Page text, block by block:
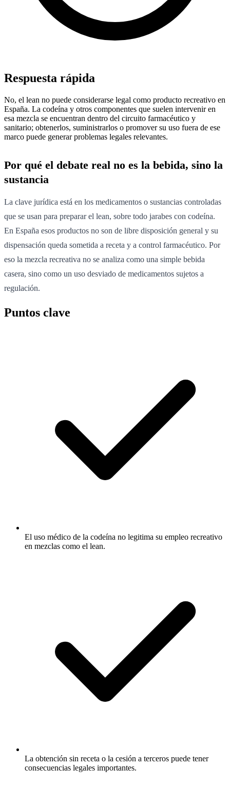
Respuesta rápida
No, el lean no puede considerarse legal como producto recreativo en
España. La codeína y otros componentes que suelen intervenir en
esa mezcla se encuentran dentro del circuito farmacéutico y
sanitario; obtenerlos, suministrarlos o promover su uso fuera de ese
marco puede generar problemas legales relevantes.
Por qué el debate real no es la bebida, sino la
sustancia
La clave jurídica está en los medicamentos o sustancias controladas
que se usan para preparar el lean, sobre todo jarabes con codeína.
En España esos productos no son de libre disposición general y su
dispensación queda sometida a receta y a control farmacéutico. Por
eso la mezcla recreativa no se analiza como una simple bebida
casera, sino como un uso desviado de medicamentos sujetos a
regulación.
Puntos clave
El uso médico de la codeína no legitima su empleo recreativo
en mezclas como el lean.
La obtención sin receta o la cesión a terceros puede tener
consecuencias legales importantes.